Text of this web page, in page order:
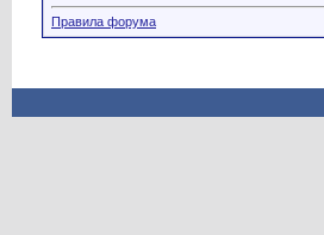
Правила форума